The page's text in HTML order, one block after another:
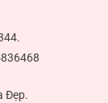
.
Đẹp.